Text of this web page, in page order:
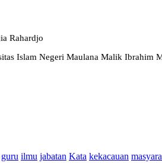
Rahardjo
Islam Negeri Maulana Malik Ibrahim
guru ilmu jabatan Kata kekacauan